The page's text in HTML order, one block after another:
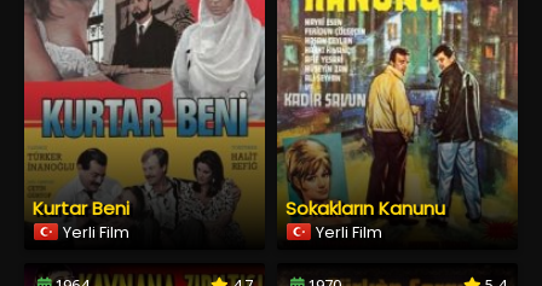
Kurtar Beni
Yerli Film
Sokakların Kanunu
Yerli Film